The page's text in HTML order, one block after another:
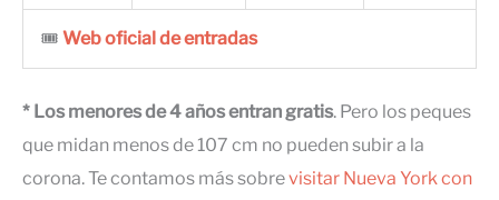
🎟 Web oficial de entradas
* Los menores de 4 años entran gratis. Pero los peques
que midan menos de 107 cm no pueden subir a la
corona. Te contamos más sobrevisitar Nueva York con